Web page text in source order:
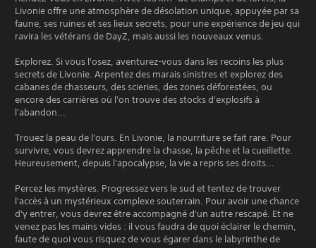
Livonie offre une atmosphère de désolation unique, appuyée par sa
faune, ses ruines et ses lieux secrets, pour une expérience de jeu qui
ravira les vétérans de DayZ, mais aussi les nouveaux venus.
Explorez. Si vous l'osez, aventurez-vous dans les recoins les plus
secrets de Livonie. Arpentez des marais sinistres et explorez des
cabanes de chasseurs, des scieries, des zones déforestées, ou
encore des carrières où l'on trouve des stocks d'explosifs à
l'abandon...
Trouez la peau de l'ours. En Livonie, la nourriture se fait rare. Pour
survivre, vous devrez apprendre la chasse, la pêche et la cueillette.
Heureusement, depuis l'apocalypse, la vie a repris ses droits...
Percez les mystères. Progressez vers le sud et tentez de trouver
l'accès à un mystérieux complexe souterrain. Pour avoir une chance
d'y entrer, vous devrez être accompagné d'un autre rescapé. Et ne
venez pas les mains vides : il vous faudra de quoi éclairer le chemin,
faute de quoi vous risquez de vous égarer dans le labyrinthe de